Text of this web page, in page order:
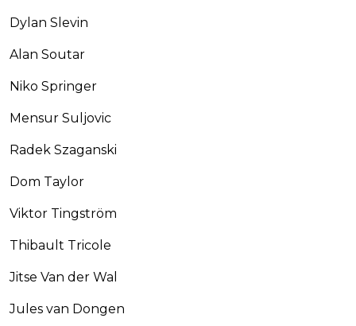
Dylan Slevin
Alan Soutar
Niko Springer
Mensur Suljovic
Radek Szaganski
Dom Taylor
Viktor Tingström
Thibault Tricole
Jitse Van der Wal
Jules van Dongen